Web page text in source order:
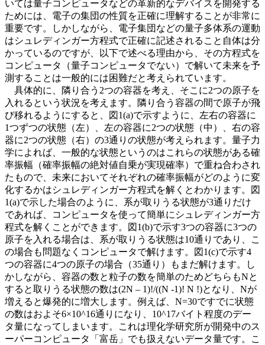
いては量子コンピュータなどの革新的なデバイスを開発する
ためには、電子の集団の性質を正確に理解することが非常に
重要です。しかしながら、電子集団などの量子多体系の運動
はシュレディンガー方程式で正確に記述されること自体は分
かっているのですが、以下で述べる理由から、その方程式を
コンピュータ（量子コンピュータでない）で解いて未来を予
測することは一般的には困難だと考えられています。
具体的に、隣り合う2つの容器を考え、そこに2つの原子を
入れるという状況を考えます。隣り合う容器の間で原子が飛
び移れるようにすると、図1(a)で示すように、左右の容器に
1つずつの状態（左）、左の容器に2つの状態（中）、右の容
器に2つの状態（右）の3通りの状態が考えられます。量子力
学によれば、一般的な状態というのはこれらの状態がある確
率振幅（確率振幅の絶対値自乗が実現確率）で重ね合わされ
たもので、未来においてそれぞれの確率振幅がどのように変
化するかはシュレディンガー方程式を解くとわかります。図
1(a)で示した場合のように、系が取りうる状態が3通りだけ
であれば、コンピュータを使って簡単にシュレディンガー方
程式を解くことができます。図1(b)で示す3つの容器に3つの
原子を入れる場合は、系が取りうる状態は10通りであり、こ
の場合も問題なくコンピュータで解けます。図1(c)で示す4
つの容器に4つの原子の場合（35通り）もまだ解けます。し
かしながら、容器の数と粒子の数を簡単のためどちらもNと
すると取りうる状態の数は(2N – 1)!/((N -1)! N !)となり、Nが
増えると爆発的に増大します。例えば、N=30ですでに状態
の数はおよそ6×10^16通りになり、10^17バイト程度のデー
タ量になってしまいます。これは理化学研究所が開発中のス
ーパーコンピュータ「富岳」でも扱えないデータ量です。こ